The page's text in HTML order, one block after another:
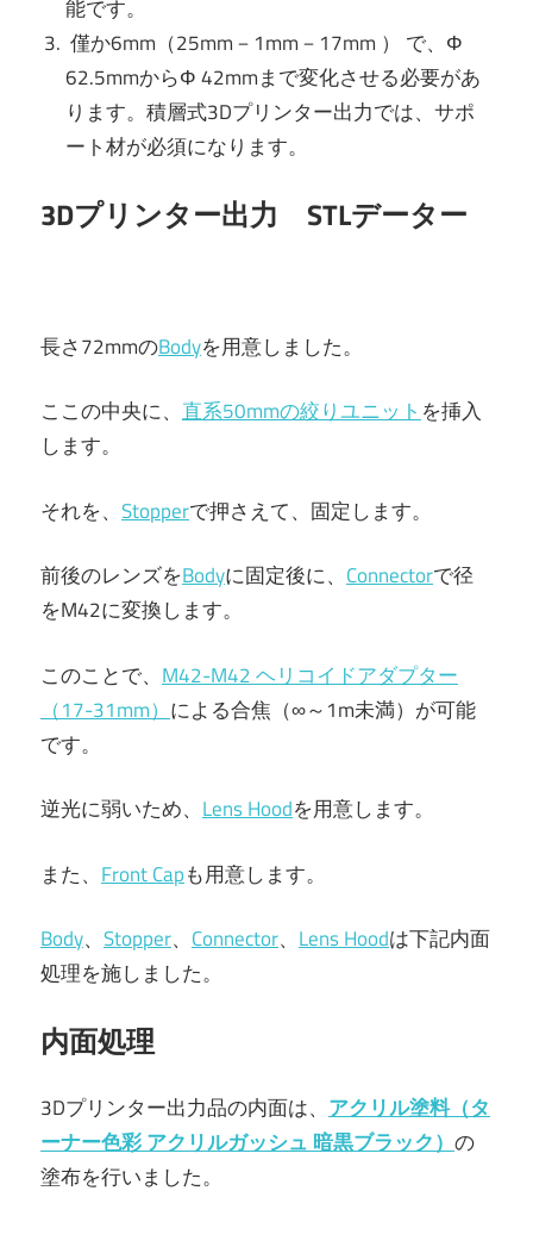
能です。
僅か6mm（25mm－1mm－17mm ） で、Φ
62.5mmからΦ 42mmまで変化させる必要があ
ります。積層式3Dプリンター出力では、サポ
ート材が必須になります。
3Dプリンター出力 STLデーター
長さ72mmのBodyを用意しました。
ここの中央に、 直系50mmの絞りユニット を挿入
します。
それを、 Stopperで押さえて、固定します。
前後のレンズをBodyに固定後に、 Connectorで径
をM42に変換します。
このことで、 M42-M42 ヘリコイドアダプター
（17-31mm） による合焦（∞～1m未満）が可能
です。
逆光に弱いため、 Lens Hoodを用意します。
また、 Front Capも用意します。
Body、 Stopper、 Connector、 Lens Hoodは下記内面
処理を施しました。
内面処理
3Dプリンター出力品の内面は、 アクリル塗料（タ
ーナー色彩 アクリルガッシュ 暗黒ブラック） の
塗布を行いました。